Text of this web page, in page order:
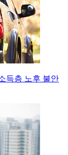
득층 노후 불안